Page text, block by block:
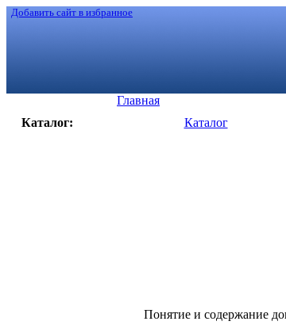
Добавить сайт в избранное
Главная
Каталог:
Каталог
Понятие и содержание